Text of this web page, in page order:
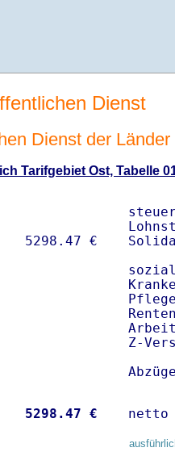
Dienst
Dienst der Länder
Tarifgebiet Ost, Tabelle
Z-
5298.47 €